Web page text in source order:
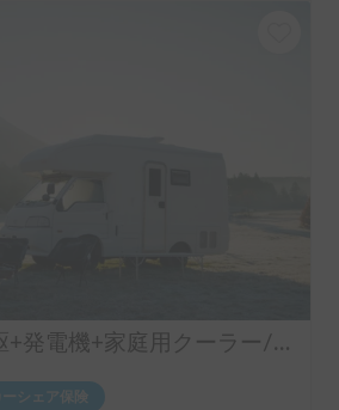
マンボウ号 | 4駆+発電機+家庭用クーラー/レンタル事業者の為、万が一の自損事故の車両保険ついてます
ーシェア保険